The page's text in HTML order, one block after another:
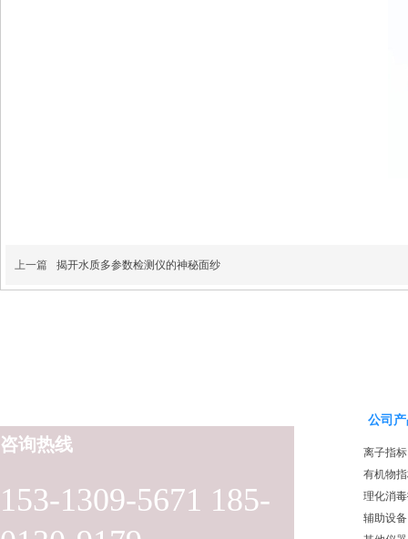
上一篇 揭开水质多参数检测仪的神秘面纱
153-1309-5671 185-
咨询热线
公司
离子指标
有机物
理化消
辅助设备